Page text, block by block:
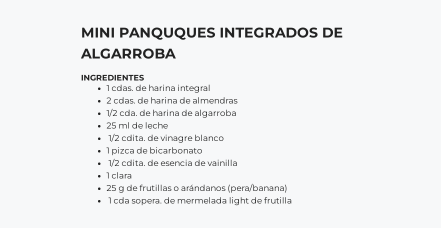
MINI PANQUQUES INTEGRADOS DE
ALGARROBA
INGREDIENTES
1 cdas. de harina integral
2 cdas. de harina de almendras
1/2 cda. de harina de algarroba
25 ml de leche
1/2 cdita. de vinagre blanco
1 pizca de bicarbonato
1/2 cdita. de esencia de vainilla
1 clara
25 g de frutillas o arándanos (pera/banana)
1 cda sopera. de mermelada light de frutilla